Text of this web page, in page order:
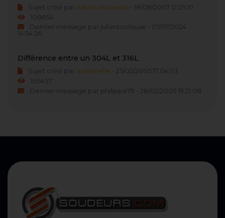
Sujet créé par Admin dusweld1 - 18/08/2007 12:25:10
108854
Dernier message par julientoulouse - 07/07/2024
14:54:26
Différence entre un 304L et 316L
Sujet créé par asdetrefle - 25/02/2005 17:04:03
105437
Dernier message par philippe79 - 28/02/2005 19:21:08